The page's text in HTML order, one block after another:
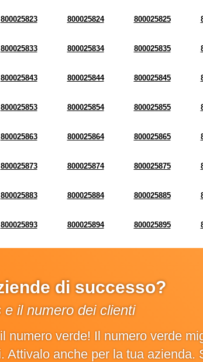
800025823 800025824 800025825
800025833 800025834 800025835
800025843 800025844 800025845
800025853 800025854 800025855
800025863 800025864 800025865
800025873 800025874 800025875
800025883 800025884 800025885
800025893 800025894 800025895
di successo?
il numero dei clienti
numero verde! Il numero verde
Attivalo anche per la tua